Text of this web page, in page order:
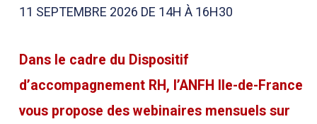
11 SEPTEMBRE 2026 DE 14H À 16H30
Dans le cadre du Dispositif
d’accompagnement RH, l’ANFH Ile-de-France
vous propose des webinaires mensuels sur